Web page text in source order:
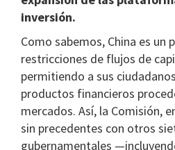
inversión.
Como sabemos, China es un
restricciones de flujos de
permitiendo a sus
productos financieros
mercados. Así, la Comisión,
sin precedentes con otros
gubernamentales